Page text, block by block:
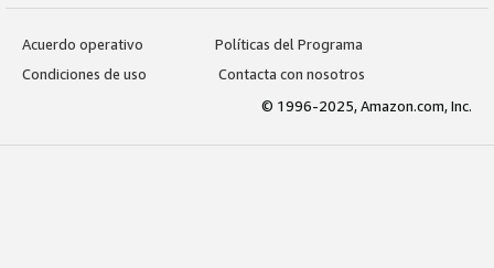
Acuerdo operativo
Políticas del Programa
Condiciones de uso
Contacta con nosotros
© 1996-2025, Amazon.com, Inc.